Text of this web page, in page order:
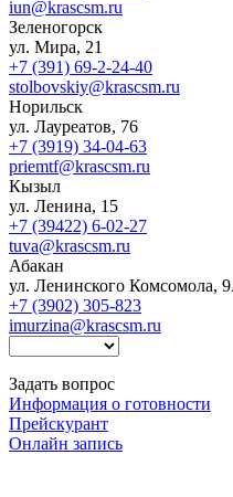
iun@krascsm.ru
Зеленогорск
ул. Мира, 21
+7 (391) 69-2-24-40
stolbovskiy@krascsm.ru
Норильск
ул. Лауреатов, 76
+7 (3919) 34-04-63
priemtf@krascsm.ru
Кызыл
ул. Ленина, 15
+7 (39422) 6-02-27
tuva@krascsm.ru
Абакан
ул. Ленинского Комсомола,
+7 (3902) 305-823
imurzina@krascsm.ru
Задать вопрос
Информация о готовности
Прейскурант
Онлайн запись